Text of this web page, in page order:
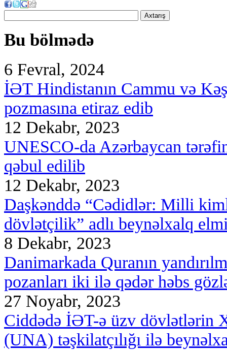
Axtarış
Bu bölmədə
6 Fevral, 2024
İƏT Hindistanın Cammu və
pozmasına etiraz edib
12 Dekabr, 2023
UNESCO-da Azərbaycan
qəbul edilib
12 Dekabr, 2023
Daşkənddə “Cədidlər: Milli
dövlətçilik” adlı beynəlxalq
8 Dekabr, 2023
Danimarkada Quranın
pozanları iki ilə qədər həbs
27 Noyabr, 2023
Ciddədə İƏT-ə üzv dövlətlərin
(UNA) təşkilatçılığı ilə